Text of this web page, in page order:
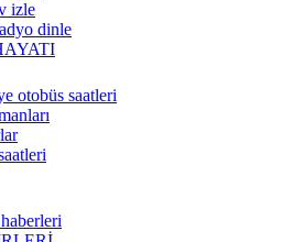
izle
dinle
otobüs saatleri